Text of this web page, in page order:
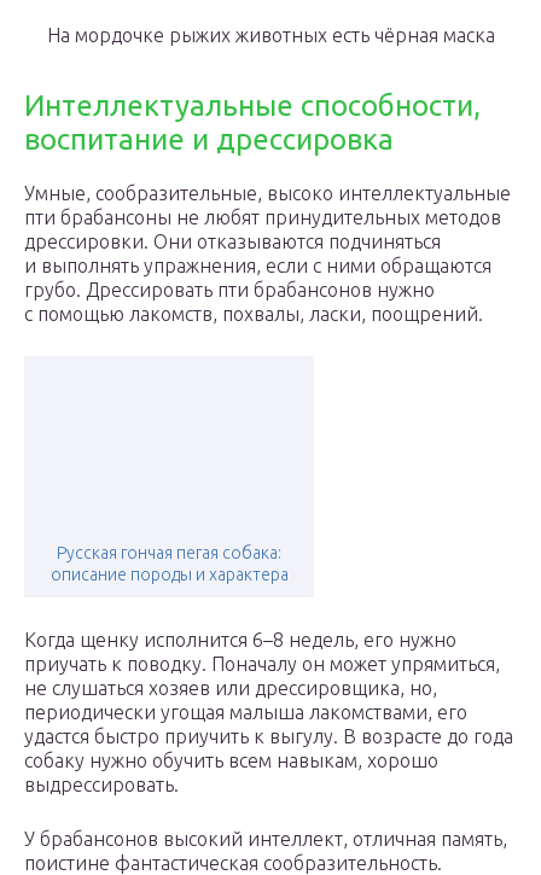
На мордочке рыжих животных есть чёрная маска
Интеллектуальные способности,
воспитание и дрессировка
Умные, сообразительные, высоко интеллектуальные
пти брабансоны не любят принудительных методов
дрессировки. Они отказываются подчиняться
и выполнять упражнения, если с ними обращаются
грубо. Дрессировать пти брабансонов нужно
с помощью лакомств, похвалы, ласки, поощрений.
Русская гончая пегая собака:
описание породы и характера
Когда щенку исполнится 6–8 недель, его нужно
приучать к поводку. Поначалу он может упрямиться,
не слушаться хозяев или дрессировщика, но,
периодически угощая малыша лакомствами, его
удастся быстро приучить к выгулу. В возрасте до года
собаку нужно обучить всем навыкам, хорошо
выдрессировать.
У брабансонов высокий интеллект, отличная память,
поистине фантастическая сообразительность.